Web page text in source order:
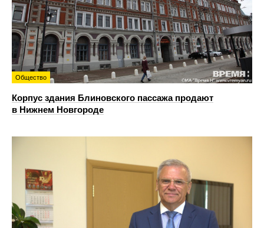
Общество
Корпус здания Блиновского пассажа продают
в Нижнем Новгороде